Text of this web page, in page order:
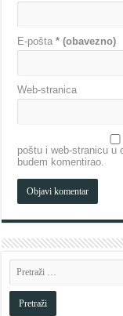
E-pošta* (obavezno)
Web-stranica
poštu i web-stranicu u
budem komentirao.